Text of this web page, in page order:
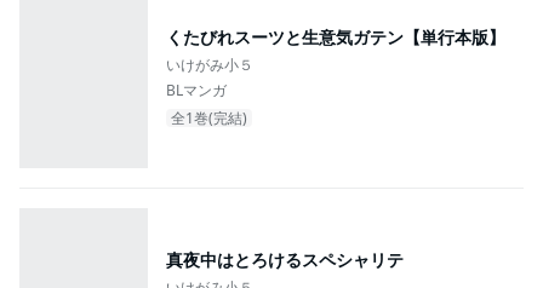
くたびれスーツと生意気ガテン【単行本版】
いけがみ小５
BLマンガ
全1巻(完結)
真夜中はとろけるスペシャリテ